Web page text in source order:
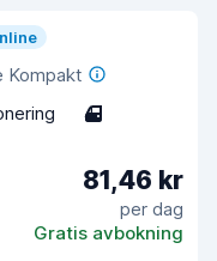
Kompakt
4
81,46 kr
per dag
Gratis avbokning